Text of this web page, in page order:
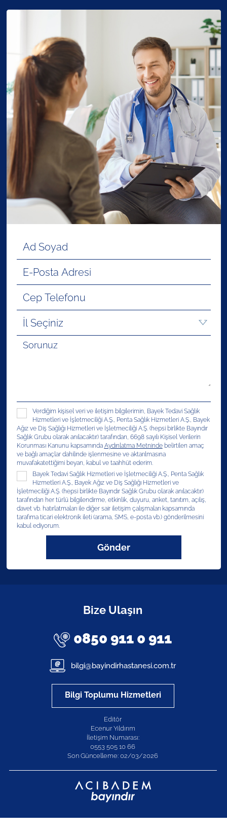
Verdiğim kişisel veri ve iletişim bilgilerimin, Bayek Tedavi Sağlık
Hizmetleri ve İşletmeciliği A.Ş., Penta Sağlık Hizmetleri A.Ş., Bayek
Ağız ve Diş Sağlığı Hizmetleri ve İşletmeciliği A.Ş. (hepsi birlikte Bayındır
Sağlık Grubu olarak anılacaktır) tarafından, 6698 sayılı Kişisel Verilerin
Korunması Kanunu kapsamında Aydınlatma Metnindebelirtilen amaç
ve bağlı amaçlar dahilinde işlenmesine ve aktarılmasına
muvafakatettiğimi beyan, kabul ve taahhüt ederim.
Bayek Tedavi Sağlık Hizmetleri ve İşletmeciliği A.Ş., Penta Sağlık
Hizmetleri A.Ş., Bayek Ağız ve Diş Sağlığı Hizmetleri ve
İşletmeciliği A.Ş. (hepsi birlikte Bayındır Sağlık Grubu olarak anılacaktır)
tarafından her türlü bilgilendirme, etkinlik, duyuru, anket, tanıtım, açılış,
davet vb. hatırlatmaları ile diğer sair iletişim çalışmaları kapsamında
tarafıma ticari elektronik ileti (arama, SMS, e-posta vb.) gönderilmesini
kabul ediyorum.
Gönder
Bize Ulaşın
0850 911 0 911
bilgi@bayindirhastanesi.com.tr
Bilgi Toplumu Hizmetleri
Editör
Ecenur Yıldırım
İletişim Numarası:
0553 505 10 66
Son Güncelleme: 02/03/2026